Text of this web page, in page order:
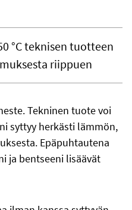
°C teknisen tuotteen
riippuen
Tekninen tuote voi
syttyy herkästi lämmön,
Epäpuhtautena
ja bentseeni lisäävät